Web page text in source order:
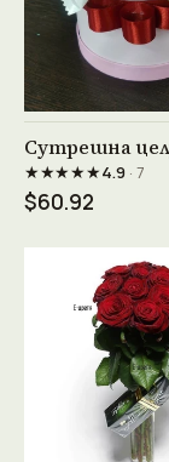
Виж
Сутрешна
★★★★★4.9· 7
$60.92